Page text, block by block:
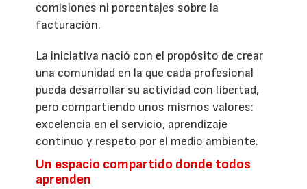
comisiones ni porcentajes sobre la
facturación.
La iniciativa nació con el propósito de crear
una comunidad en la que cada profesional
pueda desarrollar su actividad con libertad,
pero compartiendo unos mismos valores:
excelencia en el servicio, aprendizaje
continuo y respeto por el medio ambiente.
Un espacio compartido donde todos
aprenden